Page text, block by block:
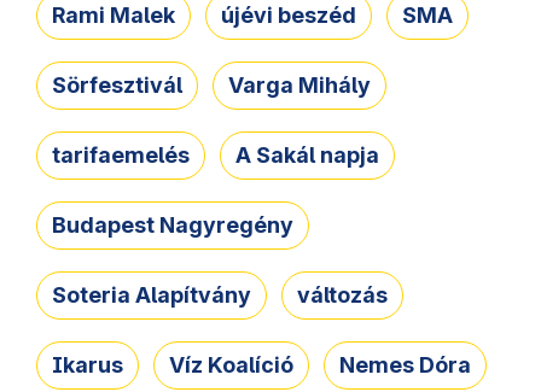
Rami Malek újévi beszéd SMA
Sörfesztivál Varga Mihály
tarifaemelés A Sakál napja
Budapest Nagyregény
Soteria Alapítvány változás
Ikarus Víz Koalíció Nemes Dóra